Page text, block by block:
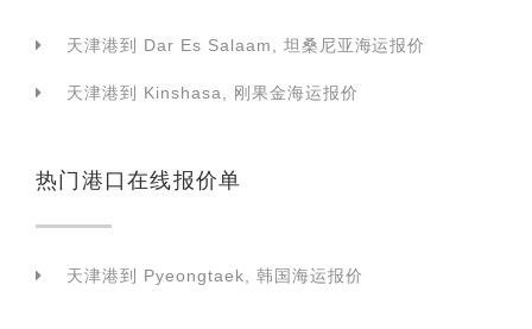
天津港到 Dar Es Salaam, 坦桑尼亚海运报价
天津港到 Kinshasa, 刚果金海运报价
热门港口在线报价单
天津港到 Pyeongtaek, 韩国海运报价